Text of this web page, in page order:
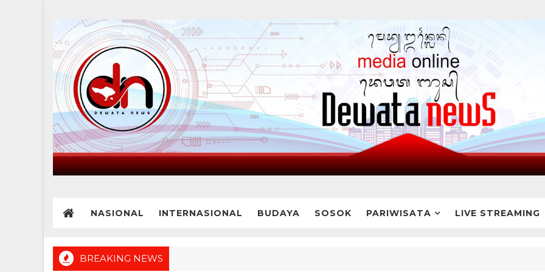
NASIONAL INTERNASIONAL BUDAYA SOSOK PARIWISATA LIVE STREAMING
BREAKING NEWS